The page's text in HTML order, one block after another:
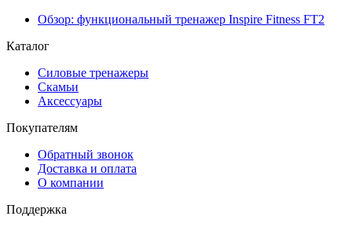
Обзор: функциональный тренажер Inspire Fitness FT2
Каталог
Силовые тренажеры
Скамьи
Аксессуары
Покупателям
Обратный звонок
Доставка и оплата
О компании
Поддержка